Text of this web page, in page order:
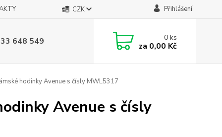
CZK Přihlášení
648 549 0ks
za 0,00 Kč
hodinky Avenue s čísly MWL5317
Avenue s čísly